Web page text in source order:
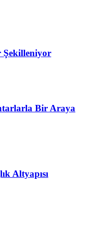
Şekilleniyor
Bir Araya
Altyapısı